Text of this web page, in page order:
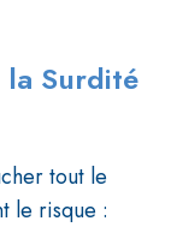
la Surdité
tout le
le risque :